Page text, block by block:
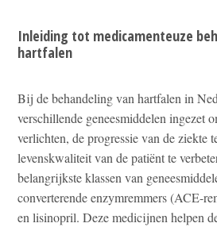
Inleiding tot medicamenteuze
hartfalen
Bij de behandeling van hartfalen in
verschillende geneesmiddelen ingezet
verlichten, de progressie van de ziekte
levenskwaliteit van de patiënt te
belangrijkste klassen van
converterende enzymremmers (ACE-
en lisinopril. Deze medicijnen helpen